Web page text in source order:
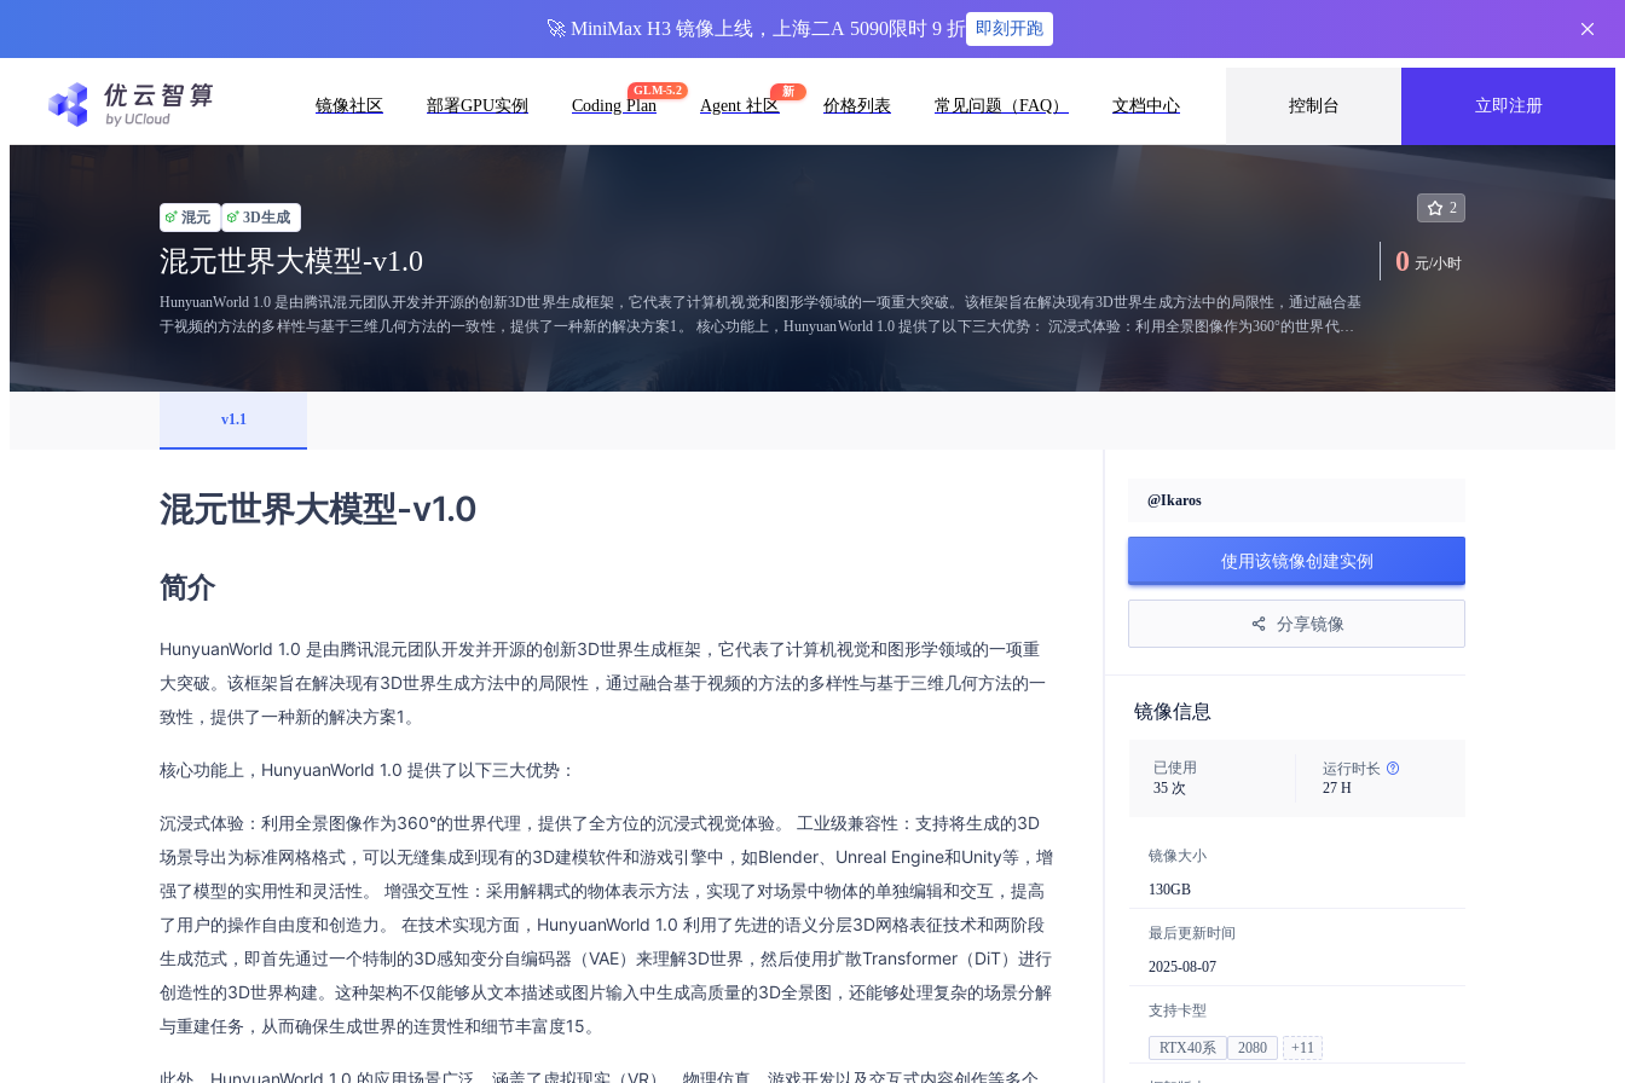
镜像社区 部署GPU实例
GLM-5.2
Coding Plan
新
Agent 社区 价格列表 常见问题（FAQ） 文档中心 控制台 立即注册
混元 3D生成
混元世界大模型-v1.0
HunyuanWorld 1.0 是由腾讯混元团队开发并开源的创新3D世界生成框架，它代表了计算机视觉和图形学领域的一项重大突破。该框架旨在解决现有3D世界生成方法中的局限性，通过融合基
于视频的方法的多样性与基于三维几何方法的一致性，提供了一种新的解决方案1。 核心功能上，HunyuanWorld 1.0 提供了以下三大优势： 沉浸式体验：利用全景图像作为360°的世界代
构建。这种架构不仅能够从文本描述或图片输入中生成高质量的3D全景图，还能够处理复杂的场景分解与重建任务，从而确保生成世界的连贯性和细节丰富度15。 此外，HunyuanWorld 1.0
的应用场景广泛，涵盖了虚拟现实（VR）、物理仿真、游戏开发以及交互式内容创作等多个领域。其强大的功能和高度的兼容性使得它成为了推动这些行业发展的重要工具，预示着AI驱动
界。
2
0 元/小时
v1.1
混元世界大模型-v1.0
简介
HunyuanWorld 1.0 是由腾讯混元团队开发并开源的创新3D世界生成框架，它代表了计算机视觉和图形学领域的一项重
大突破。该框架旨在解决现有3D世界生成方法中的局限性，通过融合基于视频的方法的多样性与基于三维几何方法的一
致性，提供了一种新的解决方案1。
核心功能上，HunyuanWorld 1.0 提供了以下三大优势：
沉浸式体验：利用全景图像作为360°的世界代理，提供了全方位的沉浸式视觉体验。 工业级兼容性：支持将生成的3D
场景导出为标准网格格式，可以无缝集成到现有的3D建模软件和游戏引擎中，如Blender、Unreal Engine和Unity等，增
强了模型的实用性和灵活性。 增强交互性：采用解耦式的物体表示方法，实现了对场景中物体的单独编辑和交互，提高
了用户的操作自由度和创造力。 在技术实现方面，HunyuanWorld 1.0 利用了先进的语义分层3D网格表征技术和两阶段
生成范式，即首先通过一个特制的3D感知变分自编码器（VAE）来理解3D世界，然后使用扩散Transformer（DiT）进行
创造性的3D世界构建。这种架构不仅能够从文本描述或图片输入中生成高质量的3D全景图，还能够处理复杂的场景分解
与重建任务，从而确保生成世界的连贯性和细节丰富度15。
@Ikaros
使用该镜像创建实例
分享镜像
镜像信息
已使用
35 次
运行时长
27H
镜像大小
130GB
最后更新时间
2025-08-07
支持卡型
RTX40系 2080 +11
🚀 MiniMax H3 镜像上线，上海二A 5090限时 9 折 即刻开跑